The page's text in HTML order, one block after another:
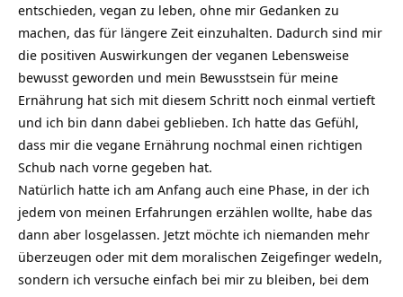
entschieden, vegan zu leben, ohne mir Gedanken zu
machen, das für längere Zeit einzuhalten. Dadurch sind mir
die positiven Auswirkungen der veganen Lebensweise
bewusst geworden und mein Bewusstsein für meine
Ernährung hat sich mit diesem Schritt noch einmal vertieft
und ich bin dann dabei geblieben. Ich hatte das Gefühl,
dass mir die vegane Ernährung nochmal einen richtigen
Schub nach vorne gegeben hat.
Natürlich hatte ich am Anfang auch eine Phase, in der ich
jedem von meinen Erfahrungen erzählen wollte, habe das
dann aber losgelassen. Jetzt möchte ich niemanden mehr
überzeugen oder mit dem moralischen Zeigefinger wedeln,
sondern ich versuche einfach bei mir zu bleiben, bei dem